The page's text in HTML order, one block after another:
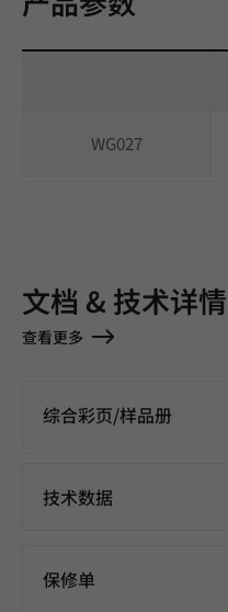
WG027
文档 & 技术详情
查看更多
综合彩页/样品册
技术数据
保修单